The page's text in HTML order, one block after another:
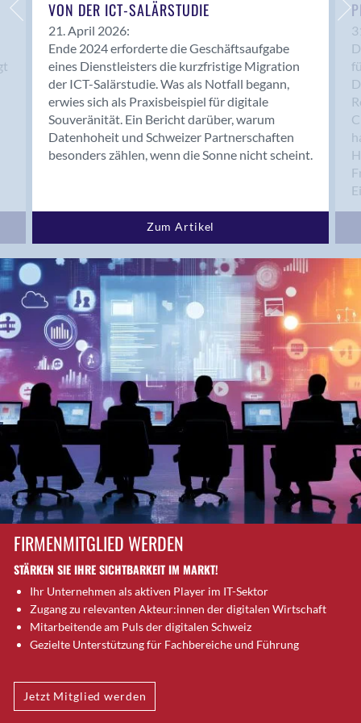
Bern 15
Bern 22
Bern 65
Bern 9
Bern-Zollikofen
Biel/Bienne
Binningen
Birsfelden
Bottighofen
Bremgarten bei Bern
Brig
Brig-Glis
Bronschhofen
Brugg
Brugg AG
Brütten
Bubendorf
Buchs (SG)
Burgdorf
Bäretswil
Bülach
Cazis
Cham
Chur
Crissier
Dierikon
Dietikon
VON DER ICT-SALÄRSTUDIE
21. April 2026:
Ende 2024 erforderte die Geschäftsaufgabe
eines Dienstleisters die kurzfristige Migration
der ICT-Salärstudie. Was als Notfall begann,
erwies sich als Praxisbeispiel für digitale
Souveränität. Ein Bericht darüber, warum
Datenhoheit und Schweizer Partnerschaften
besonders zählen, wenn die Sonne nicht scheint.
Zum Artikel
FIRMENMITGLIED WERDEN
STÄRKEN SIE IHRE SICHTBARKEIT IM MARKT!
Ihr Unternehmen als aktiven Player im IT-Sektor
Zugang zu relevanten Akteur:innen der digitalen Wirtschaft
Mitarbeitende am Puls der digitalen Schweiz
Gezielte Unterstützung für Fachbereiche und Führung
Jetzt Mitglied werden